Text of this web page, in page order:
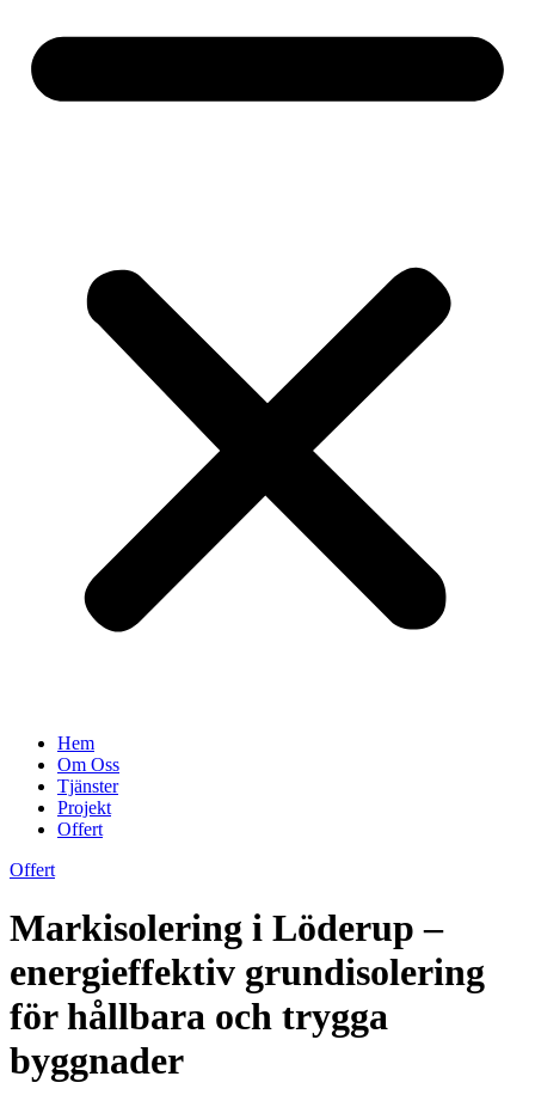
Hem
Om Oss
Tjänster
Projekt
Offert
Offert
Markisolering i Löderup –
energieffektiv grundisolering
för hållbara och trygga
byggnader